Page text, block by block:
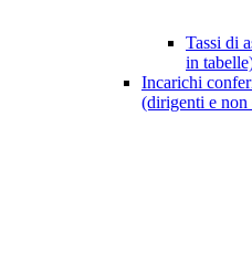
Tassi di
in
Incarichi
(dirigenti e